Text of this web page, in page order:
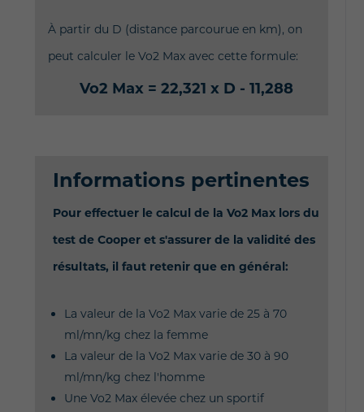
À partir du D (distance parcourue en km), on
peut calculer le Vo2 Max avec cette formule:
Vo2 Max = 22,321 x D - 11,288
Informations pertinentes
Pour effectuer le calcul de la Vo2 Max lors du
test de Cooper et s'assurer de la validité des
résultats, il faut retenir que en général:
La valeur de la Vo2 Max varie de 25 à 70
ml/mn/kg chez la femme
La valeur de la Vo2 Max varie de 30 à 90
ml/mn/kg chez l'homme
Une Vo2 Max élevée chez un sportif